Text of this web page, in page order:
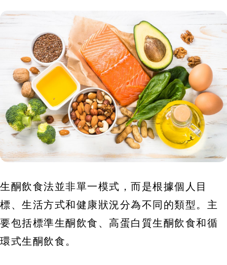
生酮飲食法並非單一模式，而是根據個人目
標、生活方式和健康狀況分為不同的類型。主
要包括標準生酮飲食、高蛋白質生酮飲食和循
環式生酮飲食。